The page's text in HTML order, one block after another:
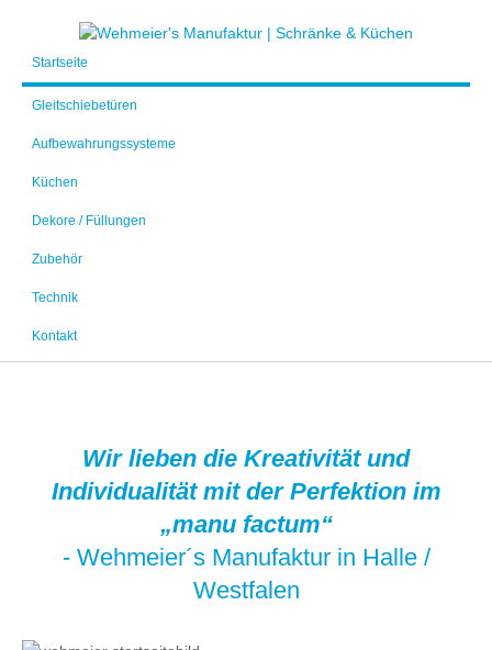
Startseite
Gleitschiebetüren
Aufbewahrungssysteme
Küchen
Dekore / Füllungen
Zubehör
Technik
Kontakt
Wir lieben die Kreativität und
Individualität mit der Perfektion im
„manu factum“
- Wehmeier´s Manufaktur in Halle /
Westfalen